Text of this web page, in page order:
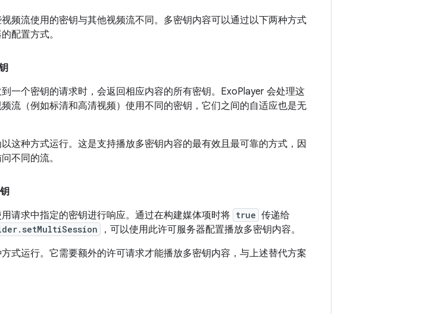
频流使用的密钥与其他视频流不同。多密钥内容可以通过以下两种方式
配置方式。
一个密钥的请求时，会返回相应内容的所有密钥。ExoPlayer 会处理这
流（例如标清和高清视频）使用不同的密钥，它们之间的自适应也是无
这种方式运行。这是支持播放多密钥内容的最有效且最可靠的方式，因
不同的流。
请求中指定的密钥进行响应。通过在构建媒体项时将 true 传递给
，可以使用此许可服务器配置播放多密钥内容。
式运行。它需要额外的许可请求才能播放多密钥内容，与上述替代方案